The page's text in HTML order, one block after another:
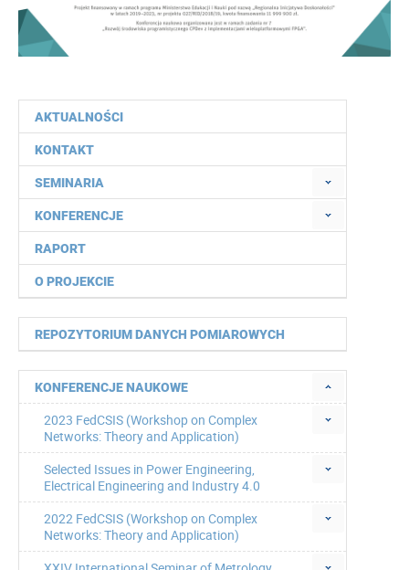
AKTUALNOŚCI
KONTAKT
SEMINARIA
KONFERENCJE
RAPORT
O PROJEKCIE
REPOZYTORIUM DANYCH POMIAROWYCH
KONFERENCJE NAUKOWE
2023 FedCSIS (Workshop on Complex
Networks: Theory and Application)
Selected Issues in Power Engineering,
Electrical Engineering and Industry 4.0
2022 FedCSIS (Workshop on Complex
Networks: Theory and Application)